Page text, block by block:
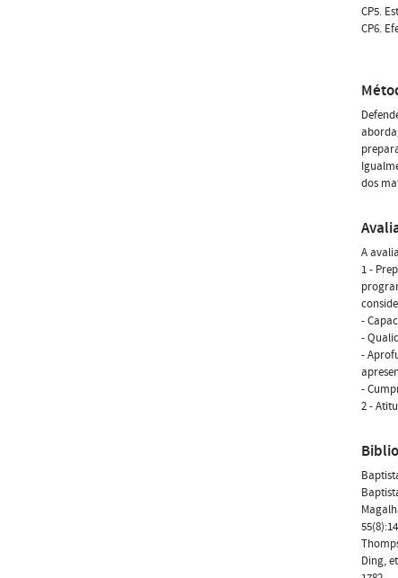
CP5.
CP6.
dos
A
1 -
-
-
-
-
2 -
Ding,